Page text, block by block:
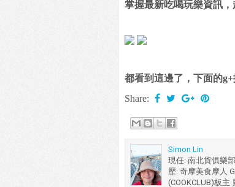
掌握最新吃喝玩樂資訊
都看到這邊了，下面的
Share:
Simon Lin
現任: 南北貨俱樂
歷: 奇摩美食摩人
(COOKCLUB)板